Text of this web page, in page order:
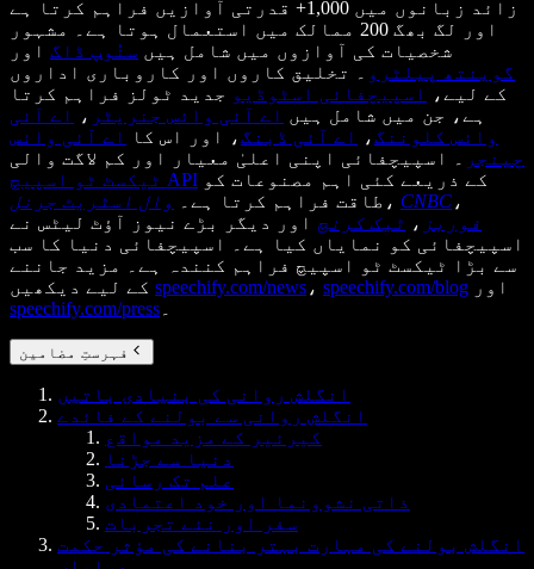
زائد زبانوں میں 1,000+ قدرتی آوازیں فراہم کرتا ہے
اور لگ بھگ 200 ممالک میں استعمال ہوتا ہے۔ مشہور
شخصیات کی آوازوں میں شامل ہیں سنُوپ ڈاگ اور
گوینتھ پیلٹرو
۔ تخلیق کاروں اور کاروباری اداروں
کے لیے،
اسپیچفائی اسٹوڈیو جدید ٹولز فراہم کرتا
ہے، جن میں شامل ہیں اے آئی وائس جنریٹر ،
اے آئی
وائس کلوننگ، اے آئی ڈبنگ، اور اس کا
اے آئی وائس
چینجر
۔ اسپیچفائی اپنی اعلیٰ معیار اور کم لاگت والی
ٹیکسٹ ٹو اسپیچ API
طاقت فراہم کرتا ہے۔
وال اسٹریٹ جرنل ، CNBC ،
فوربز ، ٹیک کرنچ اور دیگر بڑے نیوز آؤٹ لیٹس نے
اسپیچفائی کو نمایاں کیا ہے۔ اسپیچفائی دنیا کا سب
سے بڑا ٹیکسٹ ٹو اسپیچ فراہم کنندہ ہے۔ مزید جاننے
speechify.com/news ، speechify.com/blog اور
speechify.com/press
فہرستِ مضامین
انگلش روانی کی بنیادی باتیں
انگلش روانی سے بولنے کے فائدے
کیرئیر کے مزید مواقع
دنیا سے جڑنا
علم تک رسائی
ذاتی نشوونما اور خود اعتمادی
سفر اور نئے تجربات
انگلش بولنے کی مہارت بہتر بنانے کی مؤثر حکمت